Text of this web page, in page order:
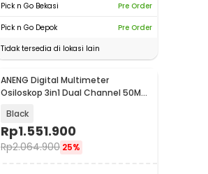
Pick n Go Bekasi
Pre Order
Pick n Go Depok
Pre Order
Tidak tersedia di lokasi lain
Baru
ANENG Digital Multimeter
Osiloskop 3in1 Dual Channel 50MHz
Black
Rp1.551.900
Rp2.064.900 25%